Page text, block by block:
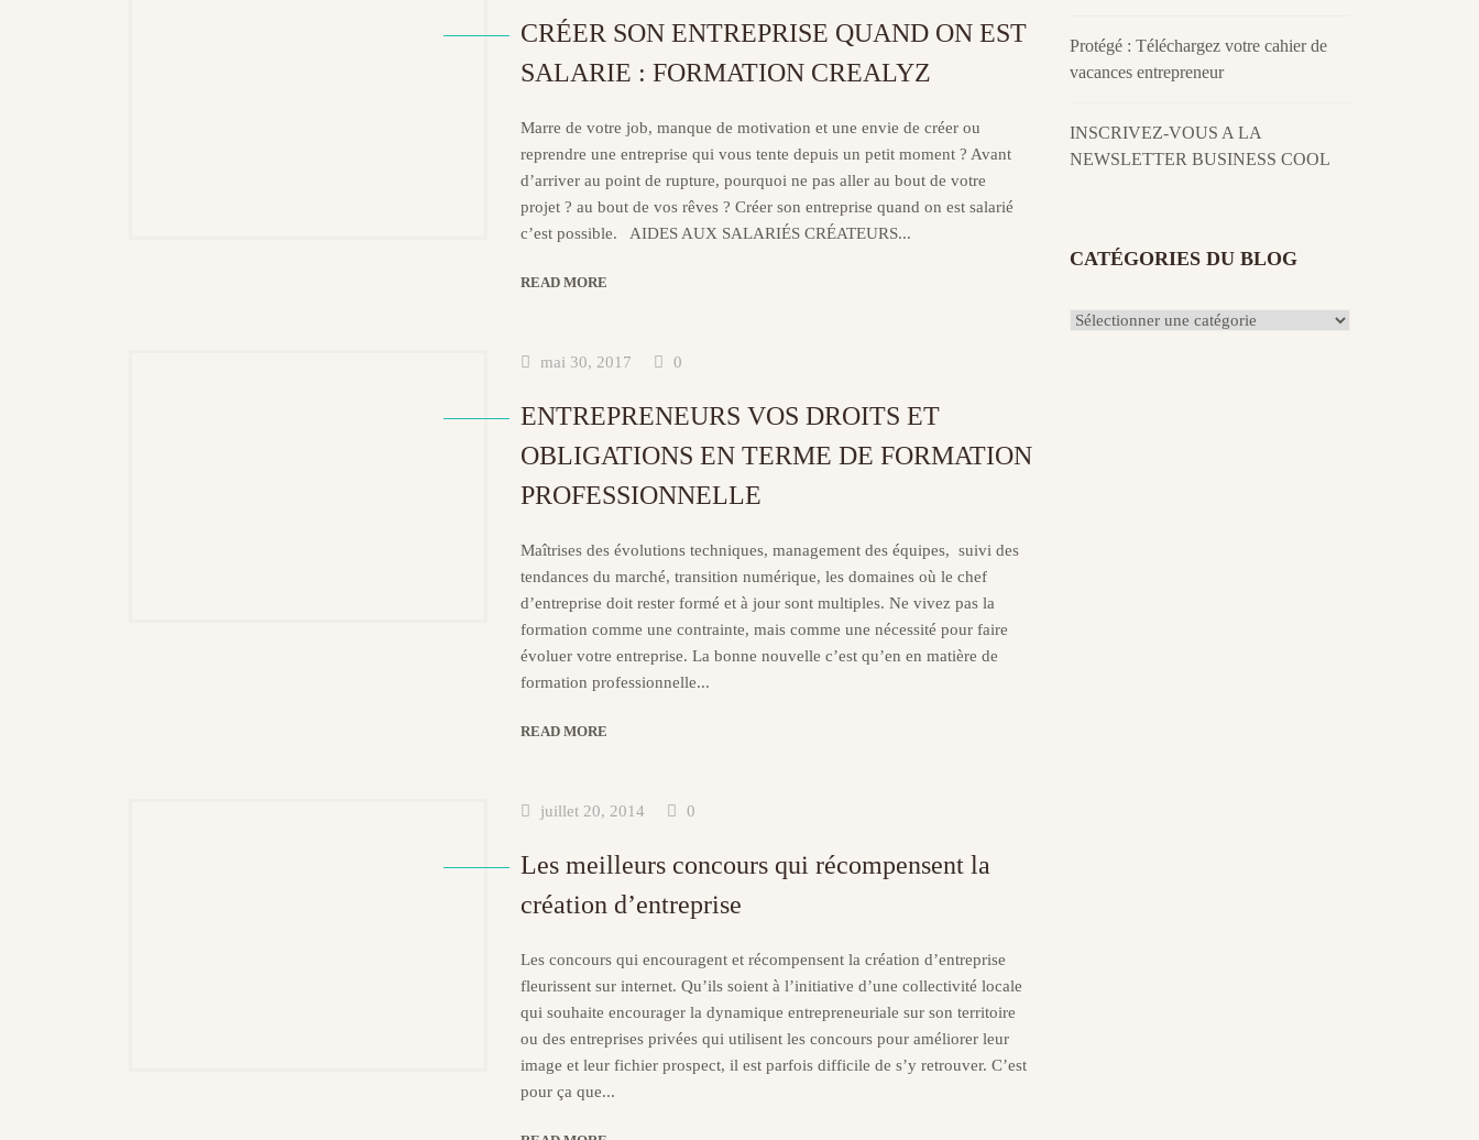
CRÉER SON ENTREPRISE QUAND ON EST
SALARIE : FORMATION CREALYZ
Marre de votre job, manque de motivation et une envie de créer ou
reprendre une entreprise qui vous tente depuis un petit moment ? Avant
d’arriver au point de rupture, pourquoi ne pas aller au bout de votre
projet ? au bout de vos rêves ? Créer son entreprise quand on est salarié
c’est possible. AIDES AUX SALARIÉS CRÉATEURS...
READ MORE
mai 30, 2017 0
ENTREPRENEURS VOS DROITS ET
OBLIGATIONS EN TERME DE FORMATION
PROFESSIONNELLE
Maîtrises des évolutions techniques, management des équipes, suivi des
tendances du marché, transition numérique, les domaines où le chef
d’entreprise doit rester formé et à jour sont multiples. Ne vivez pas la
formation comme une contrainte, mais comme une nécessité pour faire
évoluer votre entreprise. La bonne nouvelle c’est qu’en en matière de
formation professionnelle...
READ MORE
juillet 20, 2014 0
Les meilleurs concours qui récompensent la
création d’entreprise
Les concours qui encouragent et récompensent la création d’entreprise
fleurissent sur internet. Qu’ils soient à l’initiative d’une collectivité locale
qui souhaite encourager la dynamique entrepreneuriale sur son territoire
ou des entreprises privées qui utilisent les concours pour améliorer leur
image et leur fichier prospect, il est parfois difficile de s’y retrouver. C’est
pour ça que...
Protégé : Téléchargez votre cahier de
vacances entrepreneur
INSCRIVEZ-VOUS A LA
NEWSLETTER BUSINESS COOL
CATÉGORIES DU BLOG
Catégories